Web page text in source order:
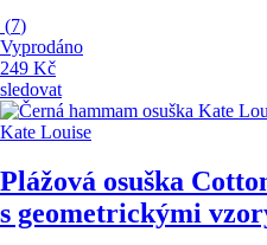
(7)
Vyprodáno
249 Kč
sledovat
Kate Louise
Plážová osuška
s geometrickými